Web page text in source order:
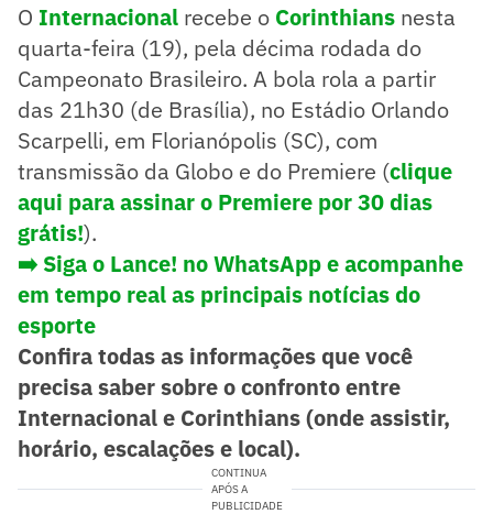
O Internacional recebe o Corinthians nesta
quarta-feira (19), pela décima rodada do
Campeonato Brasileiro. A bola rola a partir
das 21h30 (de Brasília), no Estádio Orlando
Scarpelli, em Florianópolis (SC), com
transmissão da Globo e do Premiere (clique
aqui para assinar o Premiere por 30 dias
grátis!).
➡️ Siga o Lance! no WhatsApp e acompanhe
em tempo real as principais notícias do
esporte
Confira todas as informações que você
precisa saber sobre o confronto entre
Internacional e Corinthians (onde assistir,
horário, escalações e local).
CONTINUA
APÓS A
PUBLICIDADE